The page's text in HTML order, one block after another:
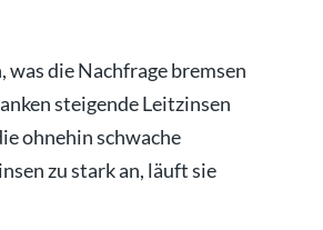
die Nachfrage bremsen
steigende Leitzinsen
ohnehin schwache
zu stark an, läuft sie